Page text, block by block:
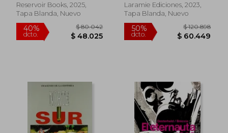
40%
dcto.
$ 55.968
$ 33.581
50%
dcto.
$
$
Reservoir Books, 2025,
Tapa Blanda, Nuevo
Laramie Ediciones, 2023,
Tapa Blanda, Nuevo